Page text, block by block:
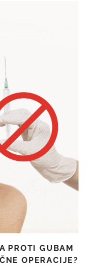
PROTI GUBAM
OPERACIJE?